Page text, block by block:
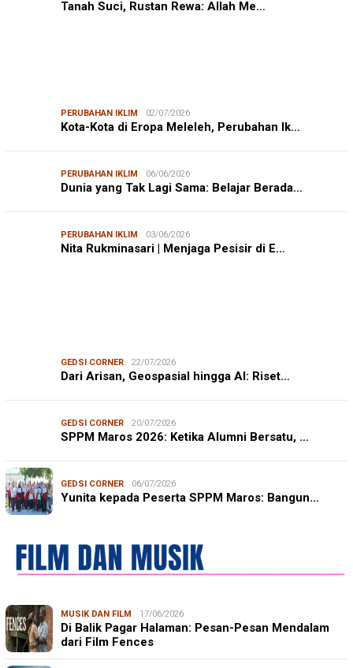
Tanah Suci, Rustan Rewa: Allah Me…
PERUBAHAN IKLIM 02/07/2026
Kota-Kota di Eropa Meleleh, Perubahan Ik…
PERUBAHAN IKLIM 06/06/2026
Dunia yang Tak Lagi Sama: Belajar Berada…
PERUBAHAN IKLIM 03/06/2026
Nita Rukminasari | Menjaga Pesisir di E…
GEDSI CORNER 22/07/2026
Dari Arisan, Geospasial hingga AI: Riset…
GEDSI CORNER 20/07/2026
SPPM Maros 2026: Ketika Alumni Bersatu, …
GEDSI CORNER 06/07/2026
Yunita kepada Peserta SPPM Maros: Bangun…
MUSIK DAN FILM 17/06/2026
Di Balik Pagar Halaman: Pesan-Pesan Mendalam
dari Film Fences